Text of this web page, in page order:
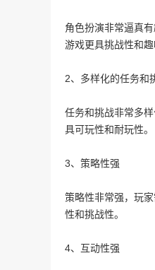
角色扮演非常逼真
游戏更具挑战性和趣
2、多样化的任务和
任务和挑战非常多
具可玩性和耐玩性。
3、策略性强
策略性非常强，玩
性和挑战性。
4、互动性强